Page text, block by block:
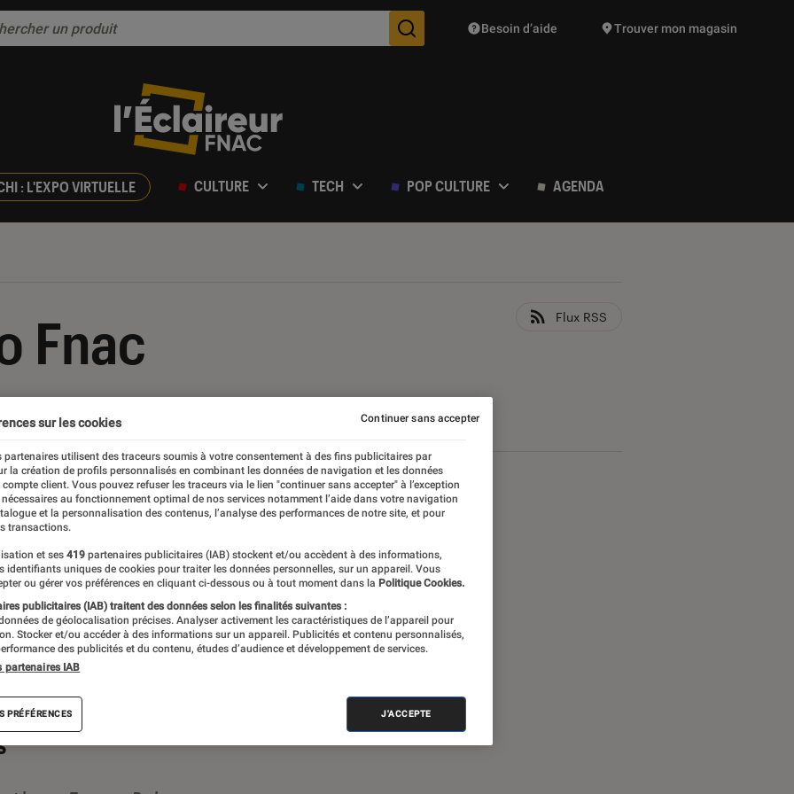
Des suggestions de produits vont vous être proposées
Besoin d’aide Trouver mon magasin
: L'EXPO VIRTUELLE CULTURE TECH POP CULTURE AGENDA
Fnac Flux RSS
quoi ? Baromètre SAV
Fnac ! Créé en 1972, le Labo Fnac est
absolue pour la richesse et
pensés pour être compréhensibles
en savoir plus,voir notre charte. Et pour
notrecomparateur.
sur les cookies
partenaires utilisent des traceurs soumis à votre consentement à des fins publicitaires par
la création de profils personnalisés en combinant les données de navigation et les données
compte client. Vous pouvez refuser les traceurs via le lien "continuer sans accepter" à l’exception
au fonctionnement optimal de nos services notamment l’aide dans votre navigation
et la personnalisation des contenus, l’analyse des performances de notre site, et pour
transactions.
et ses 419 partenaires publicitaires (IAB) stockent et/ou accèdent à des informations,
identifiants uniques de cookies pour traiter les données personnelles, sur un appareil. Vous
ou gérer vos préférences en cliquant ci-dessous ou à tout moment dans la Politique Cookies.
publicitaires (IAB) traitent des données selon les finalités suivantes :
de géolocalisation précises. Analyser activement les caractéristiques de l’appareil pour
Stocker et/ou accéder à des informations sur un appareil. Publicités et contenu personnalisés,
des publicités et du contenu, études d’audience et développement de services.
partenaires IAB
PRÉFÉRENCES J'ACCEPTE
Continuer sans accepter